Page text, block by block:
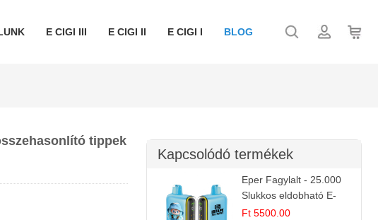
E CIGI III E CIGI II E CIGI I BLOG
tippek
Kapcsolódó termékek
Eper Fagylalt - 25.000
Slukkos eldobható E-
cigaretta | Édes
Ft 5500.00